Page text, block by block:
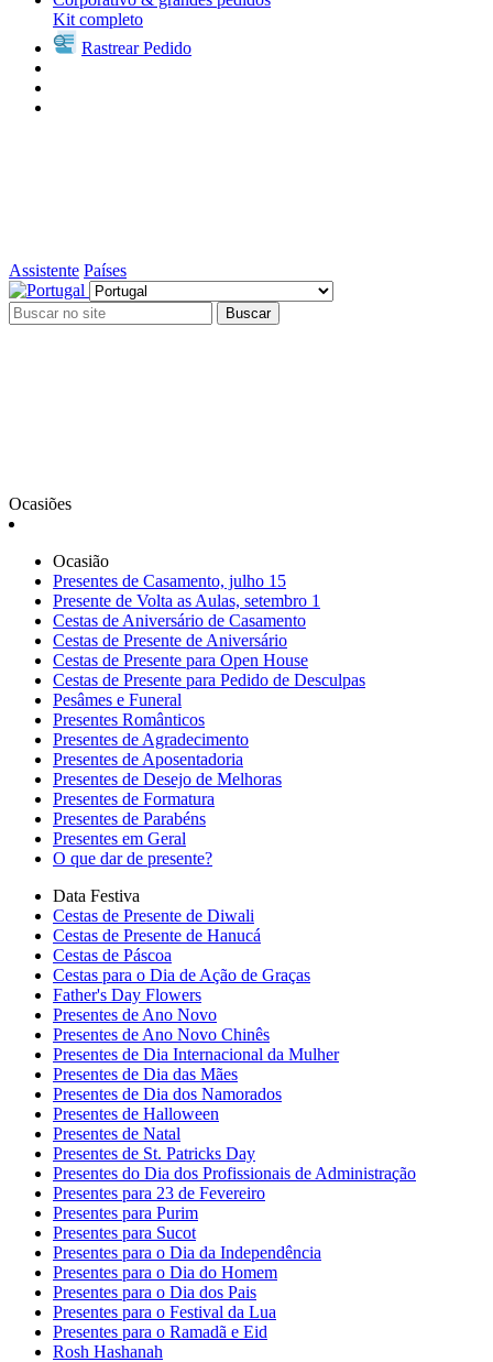
Kit completo
Rastrear Pedido
Assistente Países
Buscar
Ocasiões
Ocasião
Presentes de Casamento, julho 15
Presente de Volta as Aulas, setembro 1
Cestas de Aniversário de Casamento
Cestas de Presente de Aniversário
Cestas de Presente para Open House
Cestas de Presente para Pedido de Desculpas
Pesâmes e Funeral
Presentes Românticos
Presentes de Agradecimento
Presentes de Aposentadoria
Presentes de Desejo de Melhoras
Presentes de Formatura
Presentes de Parabéns
Presentes em Geral
O que dar de presente?
Data Festiva
Cestas de Presente de Diwali
Cestas de Presente de Hanucá
Cestas de Páscoa
Cestas para o Dia de Ação de Graças
Father's Day Flowers
Presentes de Ano Novo
Presentes de Ano Novo Chinês
Presentes de Dia Internacional da Mulher
Presentes de Dia das Mães
Presentes de Dia dos Namorados
Presentes de Halloween
Presentes de Natal
Presentes de St. Patricks Day
Presentes do Dia dos Profissionais de Administração
Presentes para 23 de Fevereiro
Presentes para Purim
Presentes para Sucot
Presentes para o Dia da Independência
Presentes para o Dia do Homem
Presentes para o Dia dos Pais
Presentes para o Festival da Lua
Presentes para o Ramadã e Eid
Rosh Hashanah